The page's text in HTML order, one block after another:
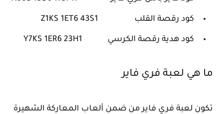
كود رقصة القلب
كود هدية رقصة الكرسي
ما هي لعبة فري فاير
تكون لعبة فري فاير من ضمن ألعاب المعاركة الشهيرة